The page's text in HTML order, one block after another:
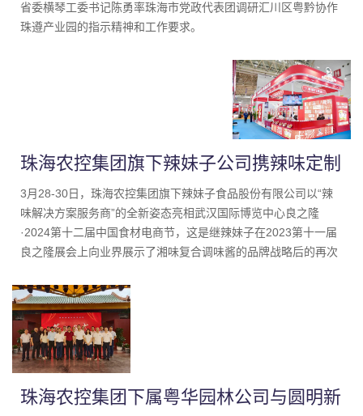
省委横琴工委书记陈勇率珠海市党政代表团调研汇川区粤黔协作
珠遵产业园的指示精神和工作要求。
珠海农控集团旗下辣妹子公司携辣味定制
化解决方案闪耀良之隆电商节
3月28-30日，珠海农控集团旗下辣妹子食品股份有限公司以“辣
味解决方案服务商”的全新姿态亮相武汉国际博览中心良之隆
·2024第十二届中国食材电商节，这是继辣妹子在2023第十一届
良之隆展会上向业界展示了湘味复合调味酱的品牌战略后的再次
珠海农控集团下属粤华园林公司与圆明新